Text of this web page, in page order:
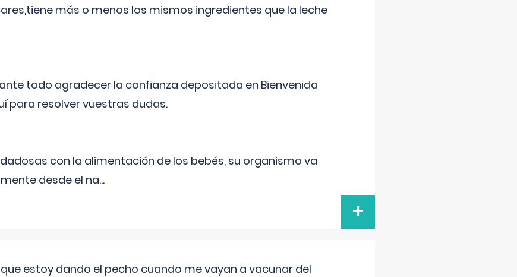
más o menos los mismos ingredientes que la leche
todo agradecer la confianza depositada en Bienvenida
para resolver vuestras dudas.
con la alimentación de los bebés, su organismo va
desde el na...
+
estoy dando el pecho cuando me vayan a vacunar del